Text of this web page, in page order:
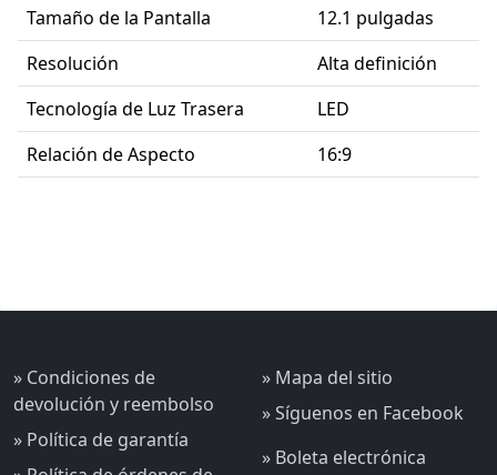
Tamaño de la Pantalla
12.1 pulgadas
Resolución
Alta definición
Tecnología de Luz Trasera
LED
Relación de Aspecto
16:9
» Condiciones de
devolución y reembolso
» Política de garantía
» Mapa del sitio
» Síguenos en Facebook
» Boleta electrónica